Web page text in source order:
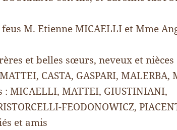
M. Etienne MICAELLI et Mme
et belles sœurs, neveux et nièces
CASTA, GASPARI, MALERBA,
: MICAELLI, MATTEI, GIUSTINIANI,
FEODONOWICZ,
et amis